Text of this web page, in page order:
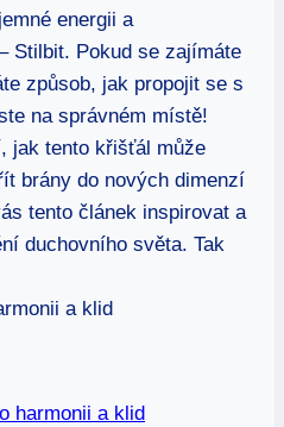
energii a
Stilbit. Pokud se zajímáte
způsob, jak propojit se s
na správném místě!
jak tento křišťál může
brány do nových dimenzí
tento článek inspirovat a
duchovního světa. Tak
harmonii a klid